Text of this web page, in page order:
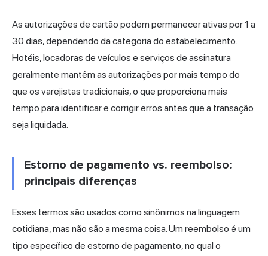
As autorizações de cartão podem permanecer ativas por 1 a
30 dias, dependendo da categoria do estabelecimento.
Hotéis, locadoras de veículos e serviços de assinatura
geralmente mantêm as autorizações por mais tempo do
que os varejistas tradicionais, o que proporciona mais
tempo para identificar e corrigir erros antes que a transação
seja liquidada.
Estorno de pagamento vs. reembolso:
principais diferenças
Esses termos são usados como sinônimos na linguagem
cotidiana, mas não são a mesma coisa. Um reembolso é um
tipo específico de estorno de pagamento, no qual o